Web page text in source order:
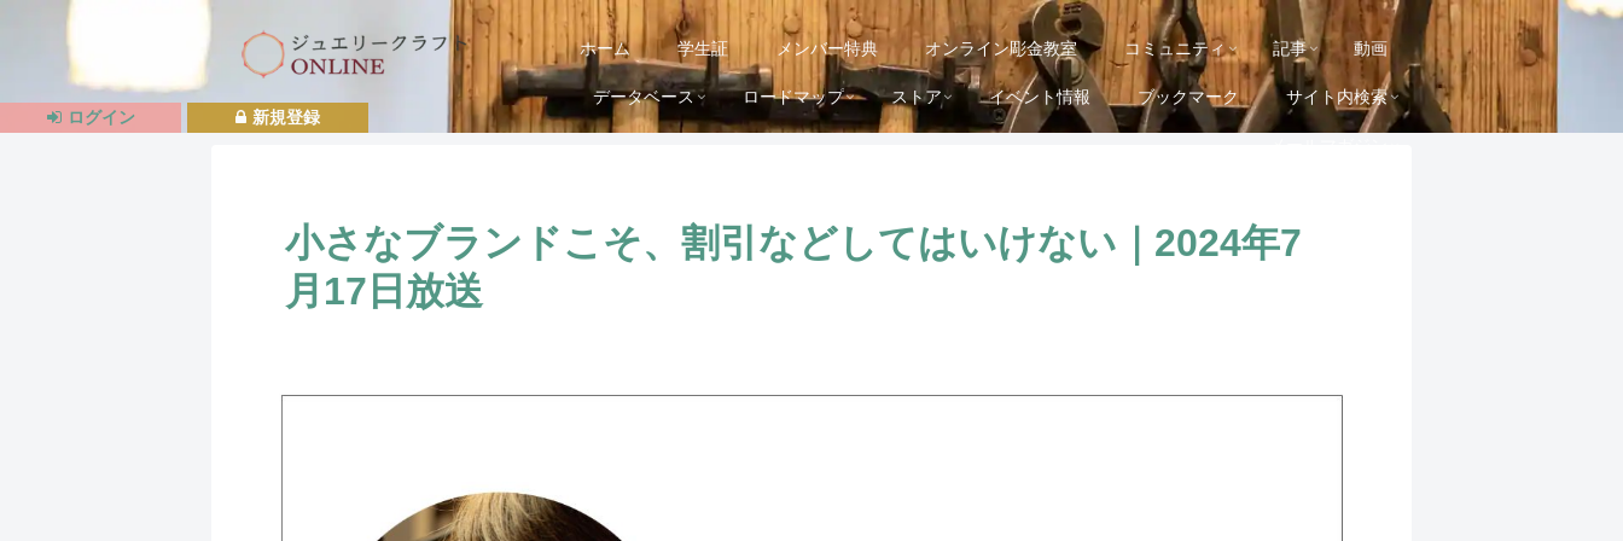
ホーム 学生証 メンバー特典 オンライン彫金教室 コミュニティ 記事 動画
データベース ロードマップ ストア イベント情報 ブックマーク サイト内検索
小さなブランドこそ、割引などしてはいけない｜2024年7
月17日放送
新規登録
ログイン